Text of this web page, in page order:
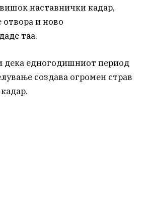
наставнички кадар,
и ново
таа.
дека едногодишниот период
создава огромен страв